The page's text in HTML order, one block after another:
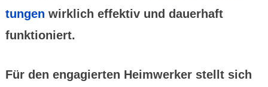
tungen wirklich effektiv und dauer­haft
funktio­niert.
Für den enga­gierten Heim­werker stellt sich